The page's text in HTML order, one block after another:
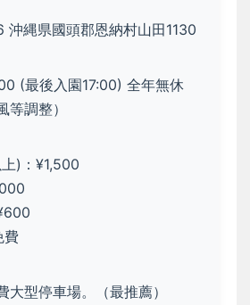
縄県國頭郡恩納村山田1130
(最後入園17:00) 全年無休
等調整）
)：¥1,500
費
大型停車場。（最推薦）